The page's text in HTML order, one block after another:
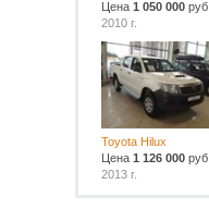
Цена1 050 000 руб.
2010 г.
Toyota Hilux
Цена1 126 000 руб.
2013 г.